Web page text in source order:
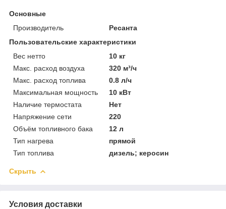
Основные
Производитель
Ресанта
Пользовательские характеристики
Вес нетто
10 кг
Макс. расход воздуха
320 м³/ч
Макс. расход топлива
0.8 л/ч
Максимальная мощность
10 кВт
Наличие термостата
Нет
Напряжение сети
220
Объём топливного бака
12 л
Тип нагрева
прямой
Тип топлива
дизель; керосин
Скрыть
Условия доставки